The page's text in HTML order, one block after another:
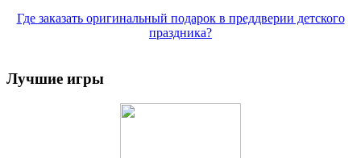
Где заказать оригинальный подарок в преддверии детского
праздника?
Лучшие игры